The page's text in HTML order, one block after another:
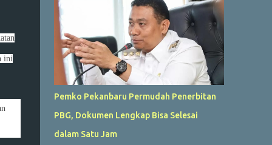
ini
Pemko Pekanbaru Permudah Penerbitan
PBG, Dokumen Lengkap Bisa Selesai
dalam Satu Jam